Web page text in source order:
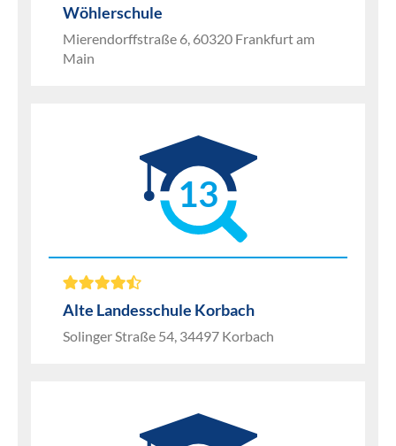
Wöhlerschule
Mierendorffstraße 6, 60320 Frankfurt am
Main
13
Alte Landesschule Korbach
Solinger Straße 54, 34497 Korbach